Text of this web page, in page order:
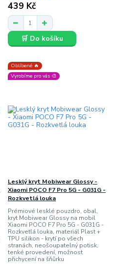
439 Kč
🛒 Do košíku
Oblíbené 🔥
Vyrobíme pro vás 🎨
Lesklý kryt Mobiwear Glossy -
Xiaomi POCO F7 Pro 5G - G031G -
Rozkvetlá louka
Prémiové lesklé pouzdro, obal,
kryt Mobiwear Glossy na mobil
Xiaomi POCO F7 Pro 5G - G031G -
Rozkvetlá louka, materiál Plast +
TPU silikon - krytí po všech
stranách, neošoupatelný potisk,
tenké provedení, možnost
přichycení na šňůrku